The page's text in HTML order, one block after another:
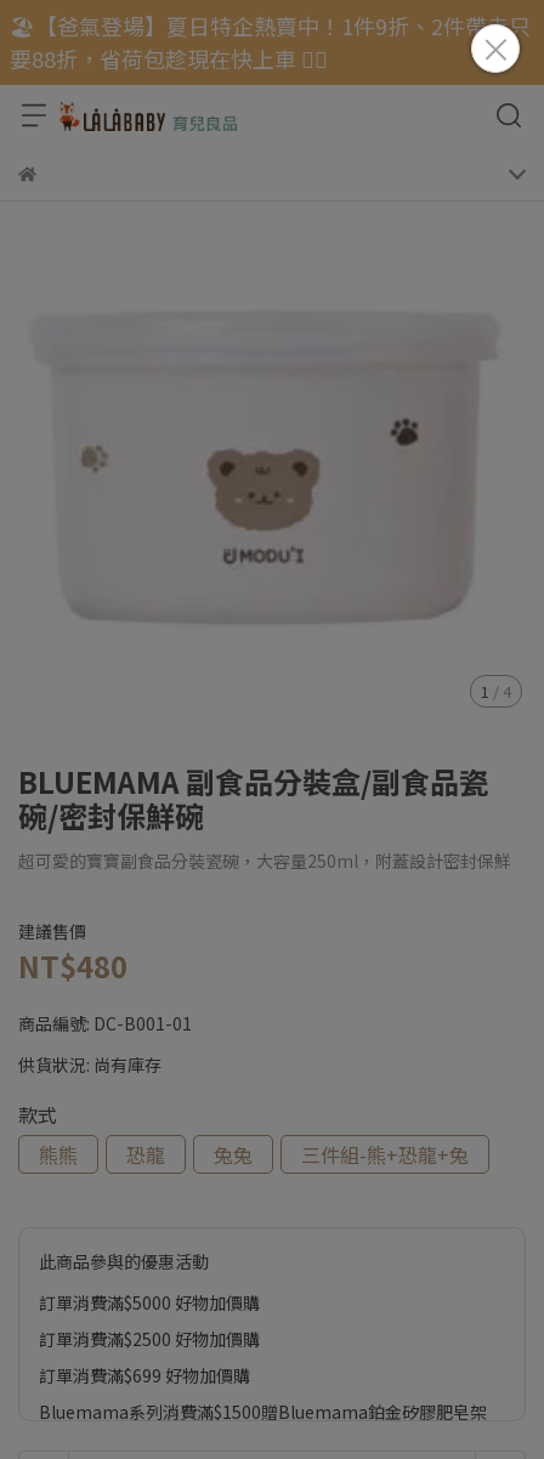
🏖️【爸氣登場】夏日特企熱賣中！1件9折、2件帶走只
要88折，省荷包趁現在快上車 🏃‍♂️
1 / 4
BLUEMAMA 副食品分裝盒/副食品瓷
碗/密封保鮮碗
超可愛的寶寶副食品分裝瓷碗，大容量250ml，附蓋設計密封保鮮
建議售價
NT$480
商品編號: DC-B001-01
供貨狀況: 尚有庫存
款式
熊熊
恐龍 兔兔 三件組-熊+恐龍+兔
此商品參與的優惠活動
訂單消費滿$5000 好物加價購
訂單消費滿$2500 好物加價購
訂單消費滿$699 好物加價購
Bluemama系列消費滿$1500贈Bluemama鉑金矽膠肥皂架